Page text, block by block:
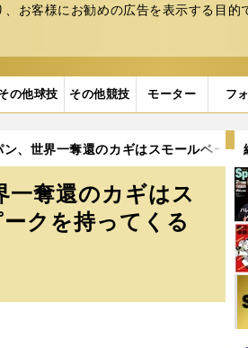
お客様にお勧めの広告を表⽰する⽬
の他球技 その他競技 モーター フ
、世界一奪還のカギはスモールベース
一奪還のカギはス
クを持ってくる